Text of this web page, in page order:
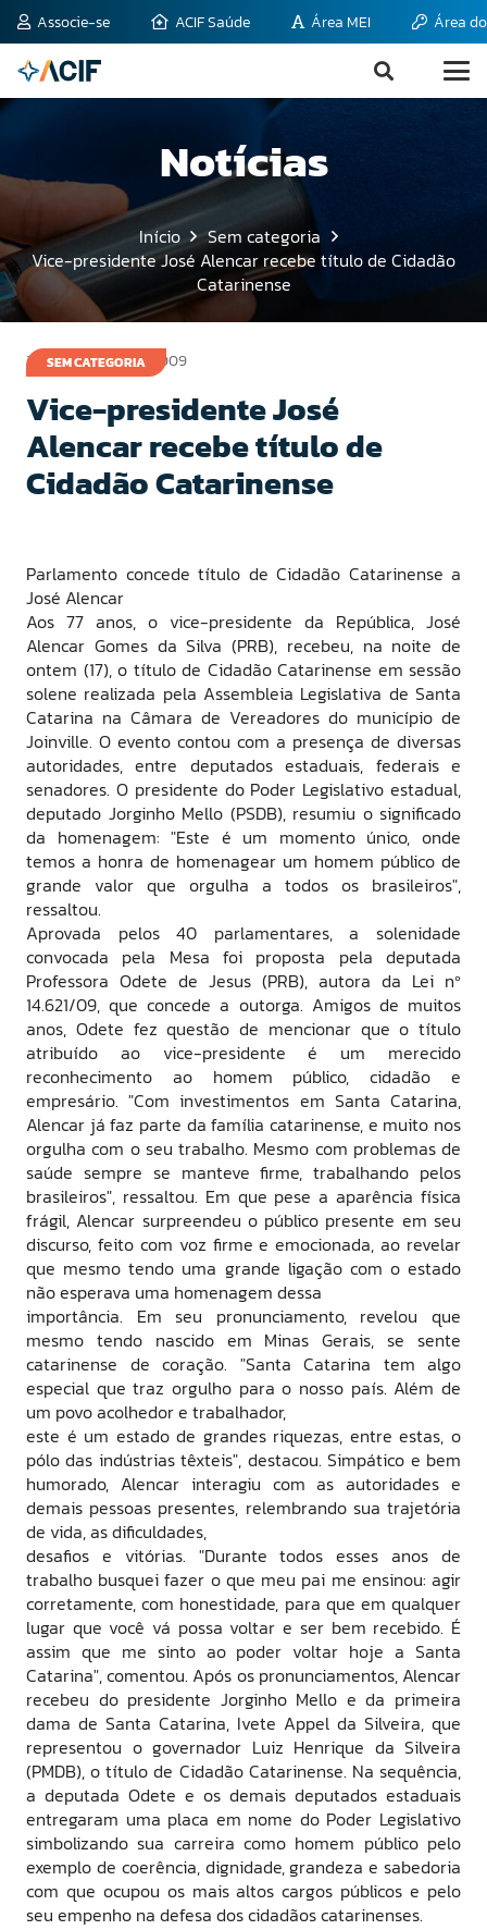
Associe-se ACIF Saúde Área MEI Área
Notícias
Início
Sem categoria
Vice-presidente José Alencar recebe título de Cidadão
Catarinense
SEM CATEGORIA
21 de novembro de 2009
Vice-presidente José
Alencar recebe título de
Cidadão Catarinense
Parlamento concede título de Cidadão Catarinense a
José Alencar
Aos 77 anos, o vice-presidente da República, José
Alencar Gomes da Silva (PRB), recebeu, na noite de
ontem (17), o título de Cidadão Catarinense em sessão
solene realizada pela Assembleia Legislativa de Santa
Catarina na Câmara de Vereadores do município de
Joinville. O evento contou com a presença de diversas
autoridades, entre deputados estaduais, federais e
senadores. O presidente do Poder Legislativo estadual,
deputado Jorginho Mello (PSDB), resumiu o significado
da homenagem: "Este é um momento único, onde
temos a honra de homenagear um homem público de
grande valor que orgulha a todos os brasileiros",
ressaltou.
Aprovada pelos 40 parlamentares, a solenidade
convocada pela Mesa foi proposta pela deputada
Professora Odete de Jesus (PRB), autora da Lei nº
14.621/09, que concede a outorga. Amigos de muitos
anos, Odete fez questão de mencionar que o título
atribuído ao vice-presidente é um merecido
reconhecimento ao homem público, cidadão e
empresário. "Com investimentos em Santa Catarina,
Alencar já faz parte da família catarinense, e muito nos
orgulha com o seu trabalho. Mesmo com problemas de
saúde sempre se manteve firme, trabalhando pelos
brasileiros", ressaltou. Em que pese a aparência física
frágil, Alencar surpreendeu o público presente em seu
discurso, feito com voz firme e emocionada, ao revelar
que mesmo tendo uma grande ligação com o estado
não esperava uma homenagem dessa
importância. Em seu pronunciamento, revelou que
mesmo tendo nascido em Minas Gerais, se sente
catarinense de coração. "Santa Catarina tem algo
especial que traz orgulho para o nosso país. Além de
um povo acolhedor e trabalhador,
este é um estado de grandes riquezas, entre estas, o
pólo das indústrias têxteis", destacou. Simpático e bem
humorado, Alencar interagiu com as autoridades e
demais pessoas presentes, relembrando sua trajetória
de vida, as dificuldades,
desafios e vitórias. "Durante todos esses anos de
trabalho busquei fazer o que meu pai me ensinou: agir
corretamente, com honestidade, para que em qualquer
lugar que você vá possa voltar e ser bem recebido. É
assim que me sinto ao poder voltar hoje a Santa
Catarina", comentou. Após os pronunciamentos, Alencar
recebeu do presidente Jorginho Mello e da primeira
dama de Santa Catarina, Ivete Appel da Silveira, que
representou o governador Luiz Henrique da Silveira
(PMDB), o título de Cidadão Catarinense. Na sequência,
a deputada Odete e os demais deputados estaduais
entregaram uma placa em nome do Poder Legislativo
simbolizando sua carreira como homem público pelo
exemplo de coerência, dignidade, grandeza e sabedoria
com que ocupou os mais altos cargos públicos e pelo
seu empenho na defesa dos cidadãos catarinenses.